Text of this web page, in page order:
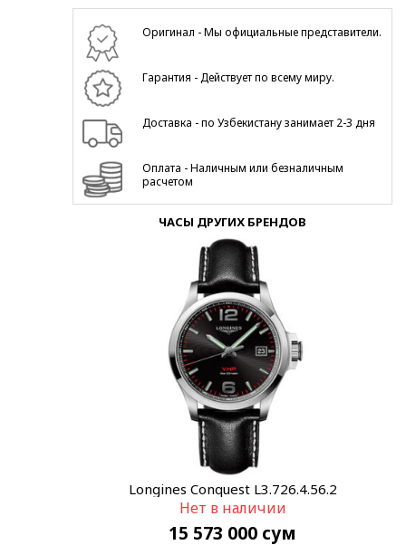
Оригинал - Мы официальные представители.
Гарантия - Действует по всему миру.
Доставка - по Узбекистану занимает 2-3 дня
Оплата - Наличным или безналичным
расчетом
ЧАСЫ ДРУГИХ БРЕНДОВ
Longines Conquest L3.726.4.56.2
Нет в наличии
15 573 000 сум